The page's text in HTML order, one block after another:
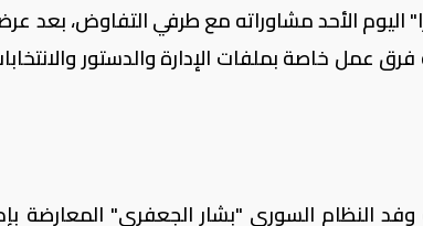
الأحد مشاوراته مع طرفي التفاوض، بعد
عمل خاصة بملفات الإدارة والدستور
النظام السوري "بشار الجعفري" المعارضة